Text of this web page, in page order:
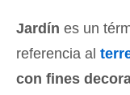
Jardín es un
referencia al
con fines